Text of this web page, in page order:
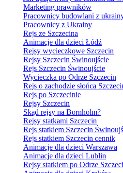
Marketing prawników
Pracownicy budowlani z
Pracownicy z Ukrainy
Rejs ze Szczecina
Animacje dla dzieci Łódź
Rejsy wycieczkowe Szczecin
Rejsy Szczecin Świnoujście
Rejs Szczecin Świnoujście
Wycieczka po Odrze Szczecin
Rejs o zachodzie słońca
Rejs po Szczecinie
Rejsy Szczecin
Skąd rejsy na Bornholm?
Rejsy statkami Szczecin
Rejs statkiem Szczecin
Rejs statkiem Szczecin cennik
Animacje dla dzieci Warszawa
Animacje dla dzieci Lublin
Rejsy statkiem po Odrze